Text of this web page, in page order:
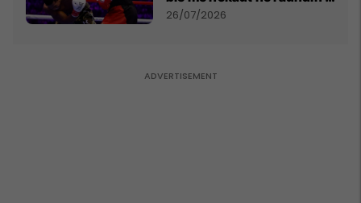
dytë
26/07/2026